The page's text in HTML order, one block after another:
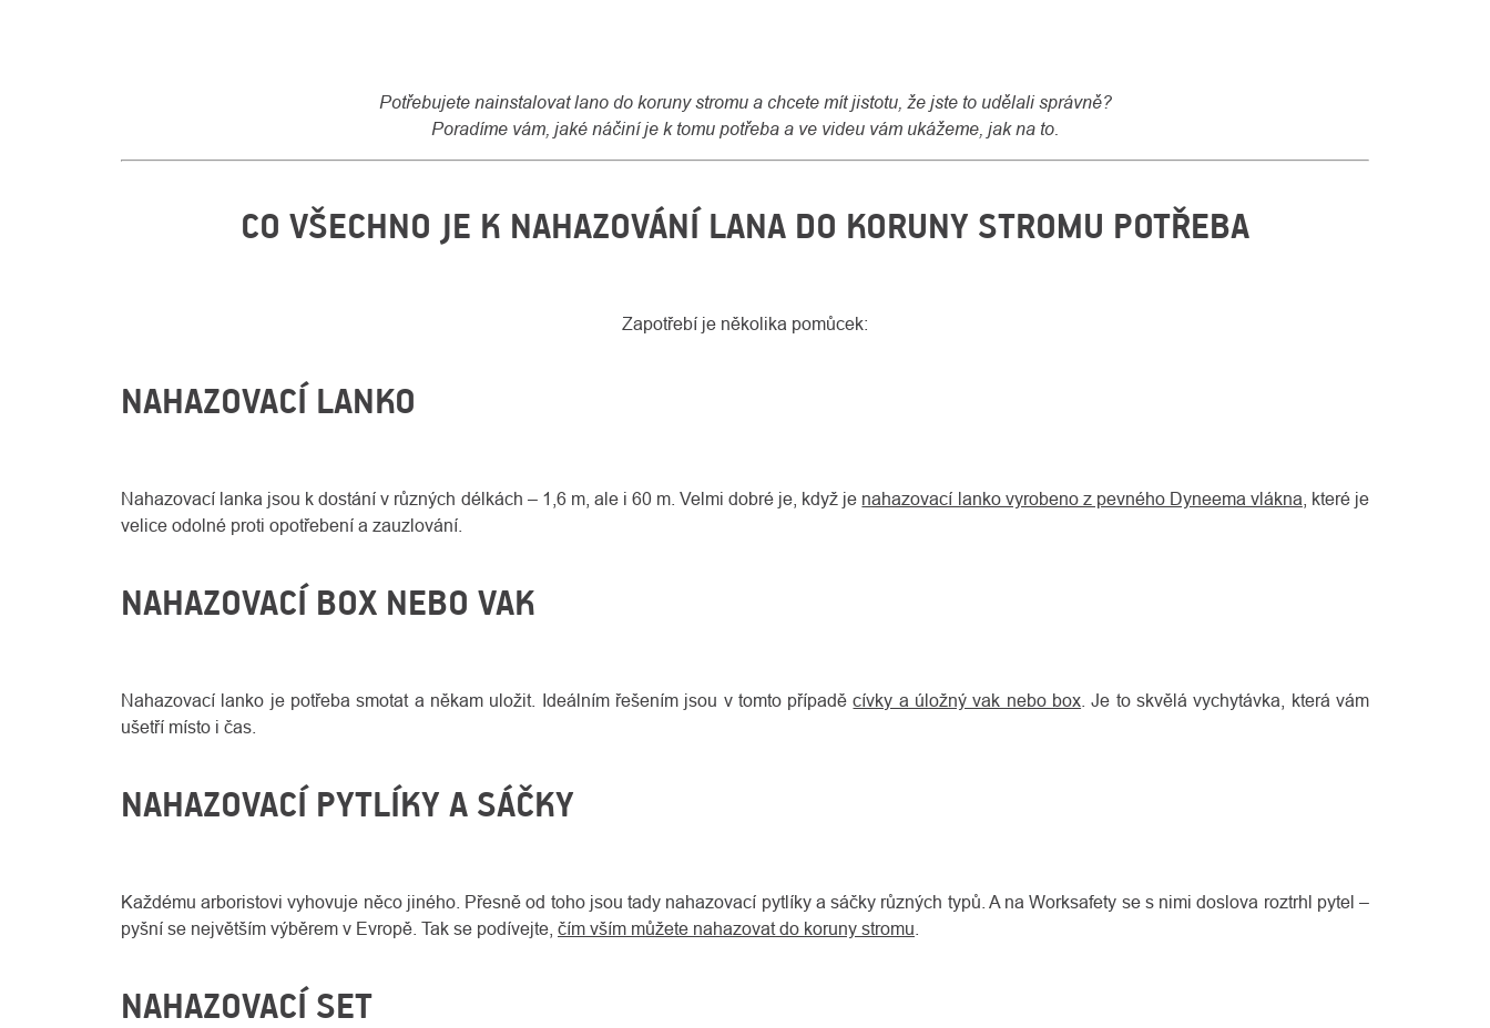
Potřebujete nainstalovat lano do koruny stromu a chcete mít jistotu, že jste to udělali správně?
Poradíme vám, jaké náčiní je k tomu potřeba a ve videu vám ukážeme, jak na to.
CO VŠECHNO JE K NAHAZOVÁNÍ LANA DO KORUNY STROMU POTŘEBA
Zapotřebí je několika pomůcek:
NAHAZOVACÍ LANKO
Nahazovací lanka jsou k dostání v různých délkách – 1,6 m, ale i 60 m. Velmi dobré je, když je nahazovací lanko vyrobeno z pevného Dyneema vlákna , které je
velice odolné proti opotřebení a zauzlování.
NAHAZOVACÍ BOX NEBO VAK
Nahazovací lanko je potřeba smotat a někam uložit. Ideálním řešením jsou v tomto případěcívky a úložný vak nebo box . Je to skvělá vychytávka, která vám
ušetří místo i čas.
NAHAZOVACÍ PYTLÍKY A SÁČKY
Každému arboristovi vyhovuje něco jiného. Přesně od toho jsou tady nahazovací pytlíky a sáčky různých typů. A na Worksafety se s nimi doslova roztrhl pytel –
pyšní se největším výběrem v Evropě. Tak se podívejte, čím vším můžete nahazovat do koruny stromu
NAHAZOVACÍ SET